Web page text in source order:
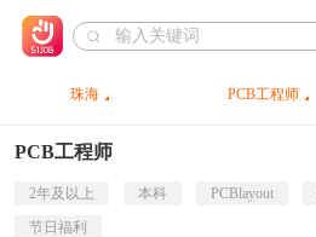
珠海 PCB工程师
PCB工程师
2年及以上 本科 PCBlayout
节日福利